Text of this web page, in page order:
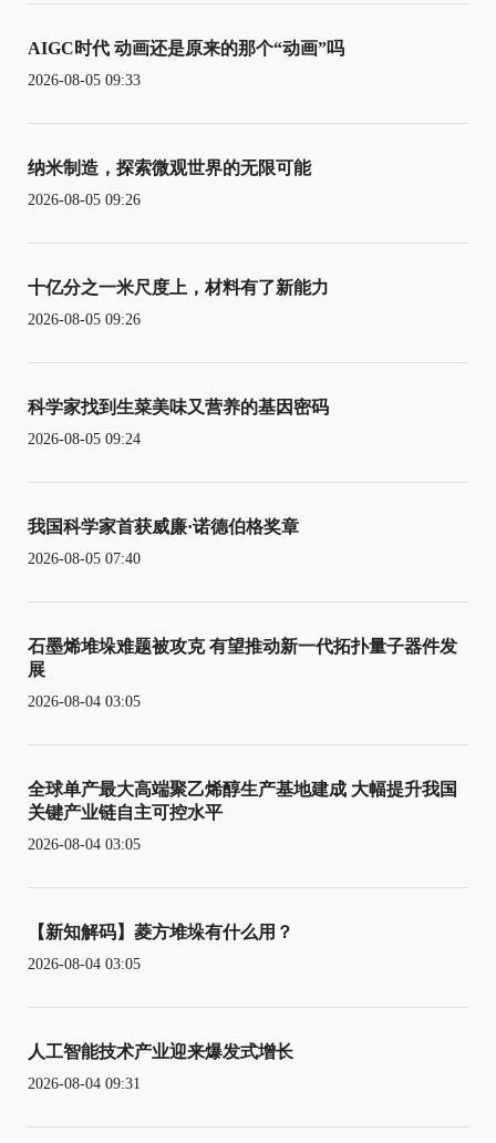
AIGC时代 动画还是原来的那个“动画”吗
2026-08-05 09:33
纳米制造，探索微观世界的无限可能
2026-08-05 09:26
十亿分之一米尺度上，材料有了新能力
2026-08-05 09:26
科学家找到生菜美味又营养的基因密码
2026-08-05 09:24
我国科学家首获威廉·诺德伯格奖章
2026-08-05 07:40
石墨烯堆垛难题被攻克 有望推动新一代拓扑量子器件发
展
2026-08-04 03:05
全球单产最大高端聚乙烯醇生产基地建成 大幅提升我国
关键产业链自主可控水平
2026-08-04 03:05
【新知解码】菱方堆垛有什么用？
2026-08-04 03:05
人工智能技术产业迎来爆发式增长
2026-08-04 09:31